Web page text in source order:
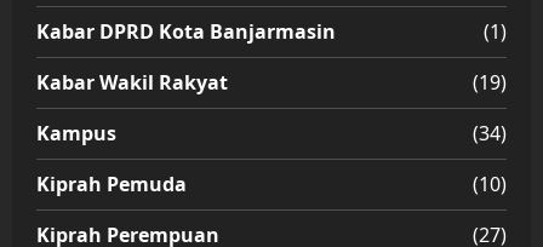
Kabar DPRD Kota Banjarmasin
(1)
Kabar Wakil Rakyat
(19)
Kampus
(34)
Kiprah Pemuda
(10)
Kiprah Perempuan
(27)